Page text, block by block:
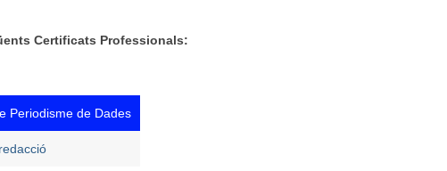
Certificats Professionals:
Periodisme de Dades